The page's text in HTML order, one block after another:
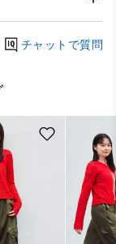
チャットで質問